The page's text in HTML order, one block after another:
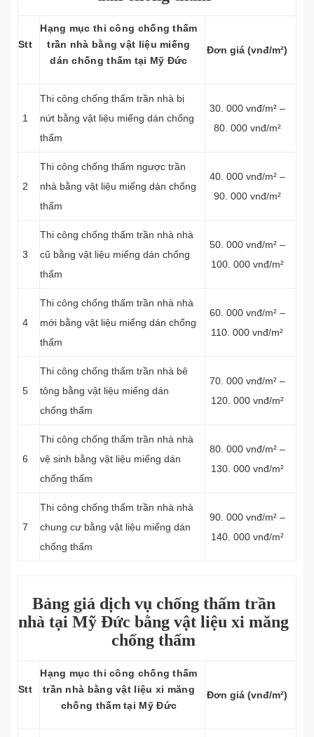
Stt
Hạng mục thi công chống thấm
trần nhà bằng vật liệu miếng
dán chống thấm tại Mỹ Đức
Đơn giá (vnđ/m²)
1
Thi công chống thấm trần nhà bị
nứt bằng vật liệu miếng dán chống
thấm
30. 000 vnđ/m² –
80. 000 vnđ/m²
2
Thi công chống thấm ngược trần
nhà bằng vật liệu miếng dán chống
thấm
40. 000 vnđ/m² –
90. 000 vnđ/m²
3
Thi công chống thấm trần nhà nhà
cũ bằng vật liệu miếng dán chống
thấm
50. 000 vnđ/m² –
100. 000 vnđ/m²
4
Thi công chống thấm trần nhà nhà
mới bằng vật liệu miếng dán chống
thấm
60. 000 vnđ/m² –
110. 000 vnđ/m²
5
Thi công chống thấm trần nhà bê
tông bằng vật liệu miếng dán
chống thấm
70. 000 vnđ/m² –
120. 000 vnđ/m²
6
Thi công chống thấm trần nhà nhà
vệ sinh bằng vật liệu miếng dán
chống thấm
80. 000 vnđ/m² –
130. 000 vnđ/m²
7
Thi công chống thấm trần nhà nhà
chung cư bằng vật liệu miếng dán
chống thấm
90. 000 vnđ/m² –
140. 000 vnđ/m²
Bảng giá dịch vụ chống thấm trần
nhà tại Mỹ Đức bằng vật liệu xi măng
chống thấm
Stt
Hạng mục thi công chống thấm
trần nhà bằng vật liệu xi măng
chống thấm tại Mỹ Đức
Đơn giá (vnđ/m²)